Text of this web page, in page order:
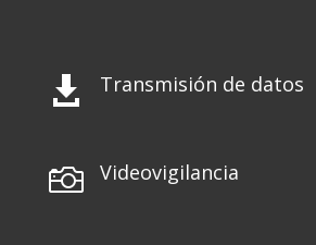
 Transmisión de datos
 Videovigilancia